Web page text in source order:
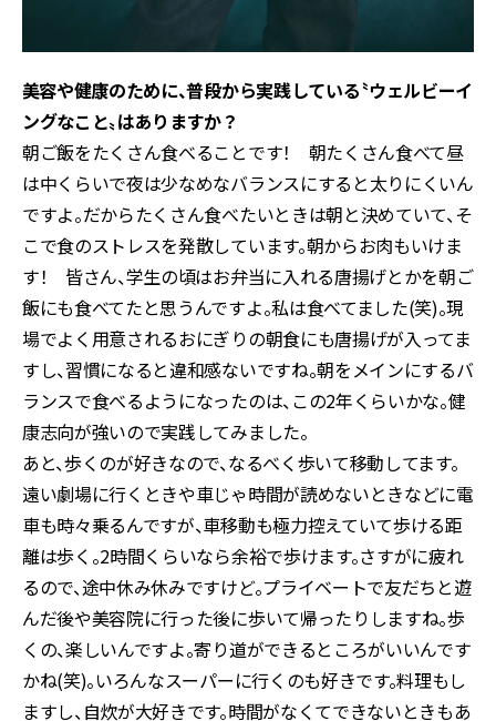
――美容や健康のために、普段から実践している〝ウェルビーイ
ングなこと〟はありますか？
朝ご飯をたくさん食べることです！ 朝たくさん食べて昼
は中くらいで夜は少なめなバランスにすると太りにくいん
ですよ。だからたくさん食べたいときは朝と決めていて、そ
こで食のストレスを発散しています。朝からお肉もいけま
す！ 皆さん、学生の頃はお弁当に入れる唐揚げとかを朝ご
飯にも食べてたと思うんですよ。私は食べてました(笑)。現
場でよく用意されるおにぎりの朝食にも唐揚げが入ってま
すし、習慣になると違和感ないですね。朝をメインにするバ
ランスで食べるようになったのは、この2年くらいかな。健
康志向が強いので実践してみました。
あと、歩くのが好きなので、なるべく歩いて移動してます。
遠い劇場に行くときや車じゃ時間が読めないときなどに電
車も時々乗るんですが、車移動も極力控えていて歩ける距
離は歩く。2時間くらいなら余裕で歩けます。さすがに疲れ
るので、途中休み休みですけど。プライベートで友だちと遊
んだ後や美容院に行った後に歩いて帰ったりしますね。歩
くの、楽しいんですよ。寄り道ができるところがいいんです
かね(笑)。いろんなスーパーに行くのも好きです。料理もし
ますし、自炊が大好きです。時間がなくてできないときもあ